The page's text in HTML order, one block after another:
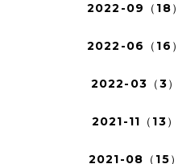
2022-09（18）
2022-06（16）
2022-03（3）
2021-11（13）
2021-08（15）